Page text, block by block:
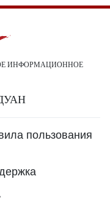
ИНФОРМАЦИОННОЕ
пользования